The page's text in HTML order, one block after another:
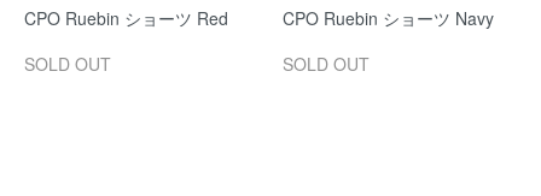
CPO Ruebin ショーツ Red
SOLD OUT
CPO Ruebin ショーツ Navy
SOLD OUT